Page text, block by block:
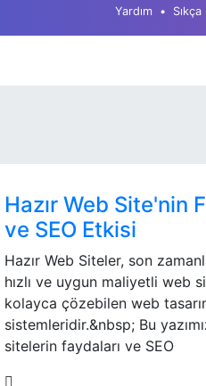
Yardım
Hazır Web Site'nin
ve SEO Etkisi
Hazır Web Siteler, son
hızlı ve uygun maliyetli web
kolayca çözebilen web
sistemleridir.&nbsp; Bu
sitelerin faydaları ve SEO